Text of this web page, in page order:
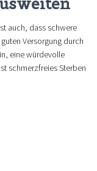
auch, dass schwere
Versorgung durch
eine würdevolle
schmerzfreies Sterben